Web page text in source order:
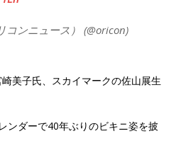
コンニュース） (@oricon)
美子氏、スカイマークの佐山展生
ンダーで40年ぶりのビキニ姿を披